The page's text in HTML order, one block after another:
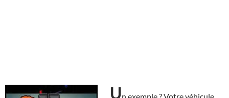
Un exemple ? Votre véhicule